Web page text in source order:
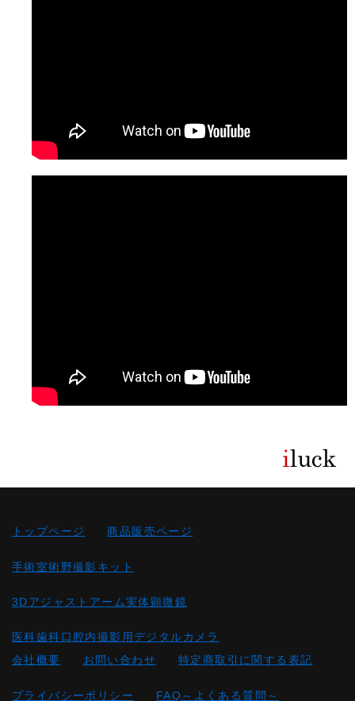
トップページ 商品販売ページ
手術室術野撮影キット
3Dアジャストアーム実体顕微鏡
医科歯科口腔内撮影用デジタルカメラ
会社概要
お問い合わせ 特定商取引に関する表記
プライバシーポリシー FAQ～よくある質問～